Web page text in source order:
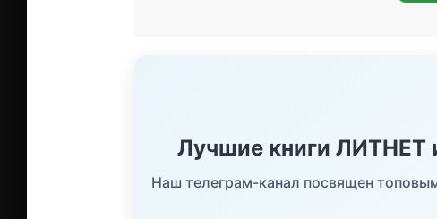
Лучшие книги
Наш телеграм-канал посвящен